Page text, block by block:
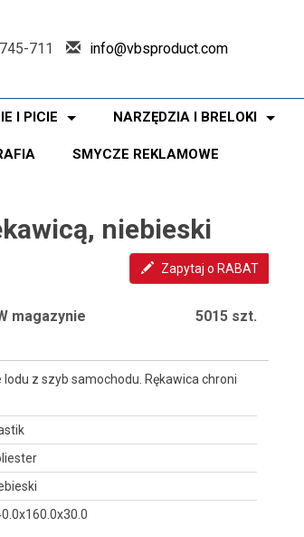
711 info@vbsproduct.com
I PICIE NARZĘDZIA I BRELOKI
SMYCZE REKLAMOWE
niebieski
Zapytaj o RABAT
magazynie 5015 szt.
z szyb samochodu. Rękawica chroni